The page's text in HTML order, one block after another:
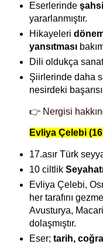
Eserlerinde
yararlanmıştır.
Hikayeleri
yansıtması
Dili oldukça
Şiirlerinde daha
nesirdeki
👉 Nergisi
Evliya Çelebi
17.asır Türk
10 ciltlik
Evliya Çelebi,
her tarafını
Avusturya,
dolaşmıştır.
Eser; tarih,